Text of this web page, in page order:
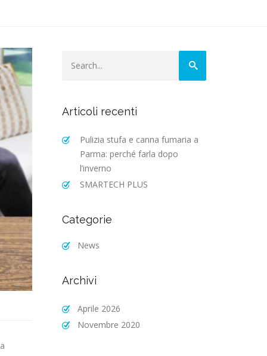
Articoli recenti
Pulizia stufa e canna fumaria a
Parma: perché farla dopo
l’inverno
SMARTECH PLUS
Categorie
News
Archivi
Aprile 2026
Novembre 2020